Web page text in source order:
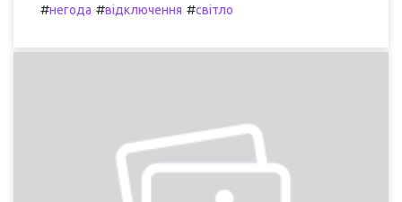
#негода #відключення #світло